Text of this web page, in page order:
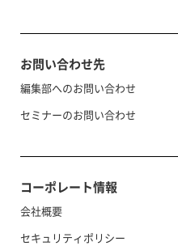
お問い合わせ先
編集部へのお問い合わせ
セミナーのお問い合わせ
コーポレート情報
会社概要
セキュリティポリシー